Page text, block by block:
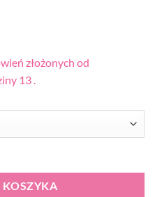
złożonych od
13 .